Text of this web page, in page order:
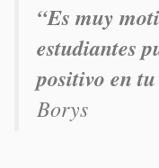
“Es muy
estudiantes
positivo en
Borys